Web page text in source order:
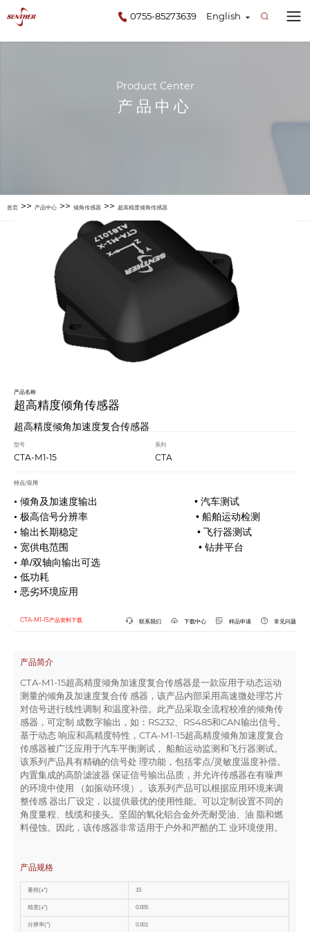
English
0755-85273639
Product Center
产品中心
首页 >> 产品中心 >> 倾角传感器 >> 超高精度倾角传感器
产品名称
超高精度倾角传感器
超高精度倾角加速度复合传感器
型号
CTA-M1-15
系列
CTA
特点/应用
• 倾角及加速度输出 • 汽车测试
• 极高信号分辨率
• 船舶运动检测
• 输出长期稳定
• 飞行器测试
• 宽供电范围
• 钻井平台
• 单/双轴向输出可选
• 低功耗
• 恶劣环境应用
CTA-M1-15产品资料下载 联系我们 下载中心 样品申请 常见问题
产品简介
CTA-M1-15超高精度倾角加速度复合传感器是一款应用于动态运动
测量的倾角及加速度复合传 感器，该产品内部采用高速微处理芯片
对信号进行线性调制 和温度补偿。此产品采取全流程校准的倾角传
感器，可定制 成数字输出，如：RS232、RS485和CAN输出信号。
基于动态 响应和高精度特性，CTA-M1-15超高精度倾角加速度复合
传感器被广泛应用于汽车平衡测试， 船舶运动监测和飞行器测试。
该系列产品具有精确的信号处 理功能，包括零点/灵敏度温度补偿。
内置集成的高阶滤波器 保证信号输出品质，并允许传感器在有噪声
的环境中使用 （如振动环境）。该系列产品可以根据应用环境来调
整传感 器出厂设定，以提供最优的使用性能。可以定制设置不同的
角度量程、线缆和接头。坚固的氧化铝合金外壳耐受油、油 脂和燃
料侵蚀。因此，该传感器非常适用于户外和严酷的工 业环境使用。
产品规格
量程(±°) 15
精度(±°) 0.005
分辨率(°) 0.001